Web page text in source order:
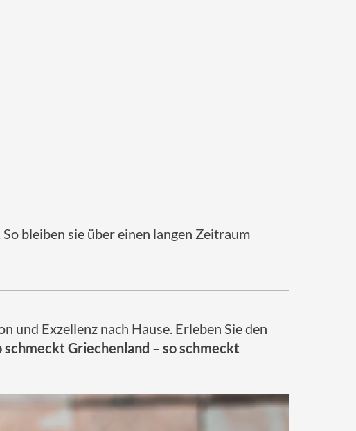
bleiben sie über einen langen Zeitraum
und Exzellenz nach Hause. Erleben Sie den
schmeckt Griechenland – so schmeckt